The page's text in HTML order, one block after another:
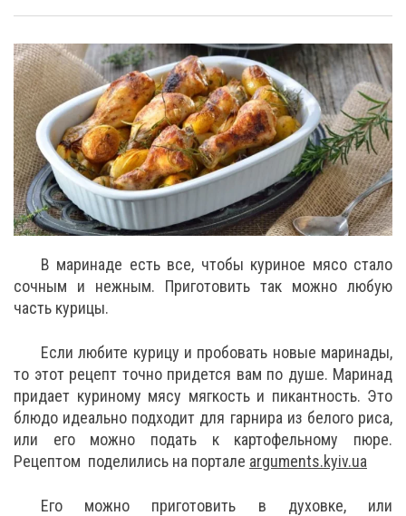
В маринаде есть все, чтобы куриное мясо стало
сочным и нежным. Приготовить так можно любую
часть курицы.
Если любите курицу и пробовать новые маринады,
то этот рецепт точно придется вам по душе. Маринад
придает куриному мясу мягкость и пикантность. Это
блюдо идеально подходит для гарнира из белого риса,
или его можно подать к картофельному пюре.
Рецептом поделились на портале arguments.kyiv.ua
Его можно приготовить в духовке, или